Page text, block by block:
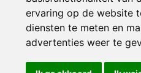
ervaring op de website
diensten te meten en
advertenties weer te
kuurne
langemark-